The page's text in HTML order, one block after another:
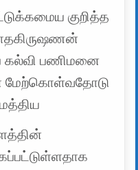
குறித்த
பணிமனை
மேற்கொள்வதோடு